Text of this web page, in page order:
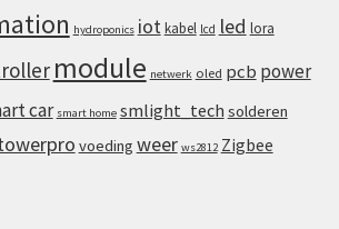
hydroponics iot kabel lcd led lora
module netwerk oled pcb power
car smart home smlight_tech solderen
voeding weer ws2812 Zigbee